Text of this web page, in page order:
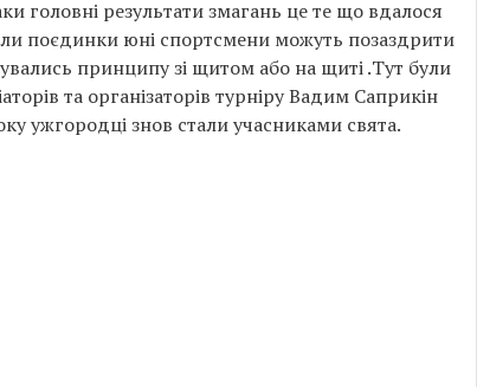
головні результати змагань це те що вдалося
поєдинки юні спортсмени можуть позаздрити
принципу зі щитом або на щиті .Тут були
та організаторів турніру Вадим Саприкін
ужгородці знов стали учасниками свята.